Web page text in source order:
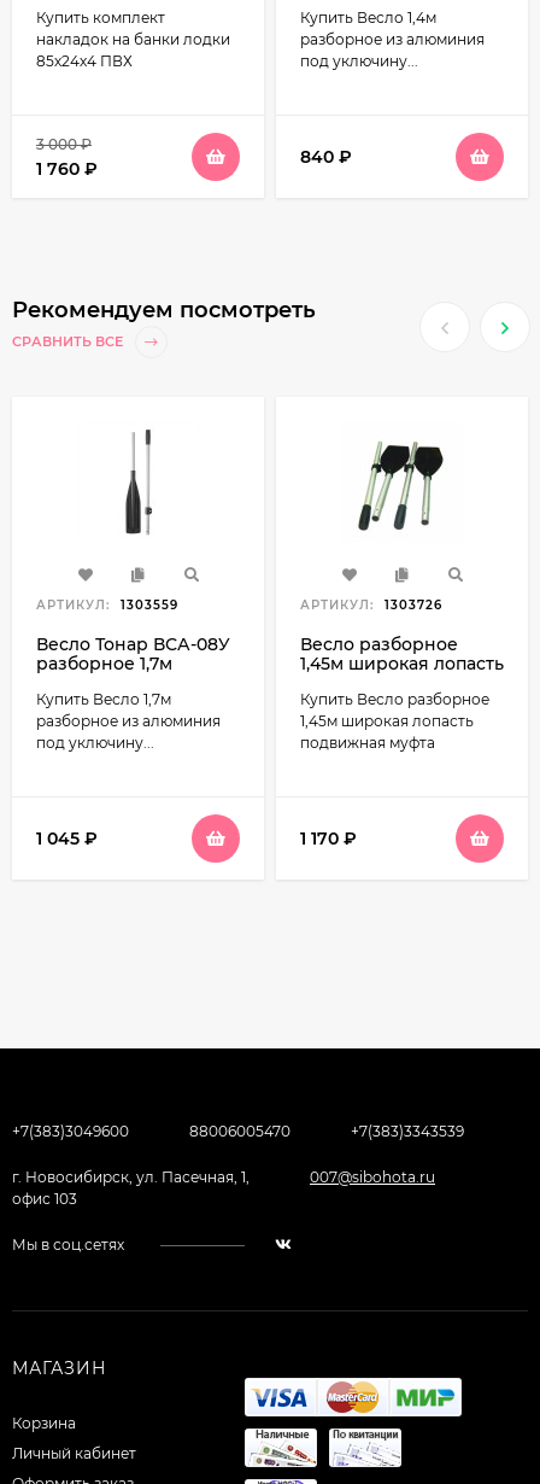
Купить комплект
накладок на банки лодки
85х24х4 ПВХ
3 000₽
1 760 ₽
уключину
Купить Весло 1,4м
разборное из алюминия
под уключину...
840 ₽
Рекомендуем посмотреть
СРАВНИТЬ ВСЕ
АРТИКУЛ: 1303559
Весло Тонар ВСА-08У
разборное 1,7м
уключину
Купить Весло 1,7м
разборное из алюминия
под уключину...
1 045 ₽
АРТИКУЛ: 1303726
Весло разборное
1,45м широкая лопасть
Купить Весло разборное
1,45м широкая лопасть
подвижная муфта
1 170 ₽
+7(383)3049600 88006005470 +7(383)3343539
г. Новосибирск, ул. Пасечная, 1,
офис 103
007@sibohota.ru
Мы в соц.сетях
МАГАЗИН
Корзина
Личный кабинет